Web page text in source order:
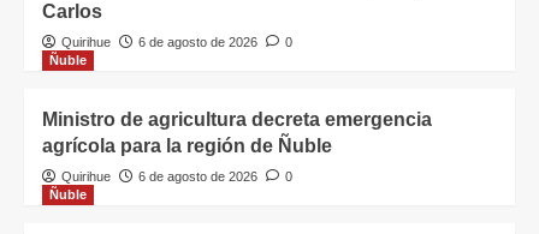
Carlos
Quirihue 6 de agosto de 2026
0
Ñuble
Ministro de agricultura decreta emergencia
agrícola para la región de Ñuble
Quirihue 6 de agosto de 2026
0
Ñuble